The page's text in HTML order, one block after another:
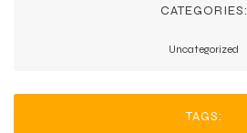
CATEGORIES:
Uncategorized
TAGS: